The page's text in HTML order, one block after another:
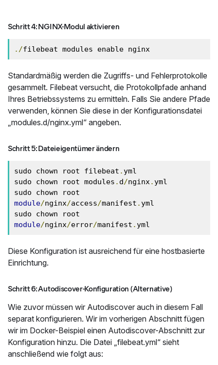
Schritt 4: NGINX-Modul aktivieren
./filebeat modules enable nginx
Standardmäßig werden die Zugriffs- und Fehlerprotokolle
gesammelt. Filebeat versucht, die Protokollpfade anhand
Ihres Betriebssystems zu ermitteln. Falls Sie andere Pfade
verwenden, können Sie diese in der Konfigurationsdatei
„modules.d/nginx.yml“ angeben.
Schritt 5: Dateieigentümer ändern
sudo chown root filebeat . yml
sudo chown root modules . d/nginx. yml
module/nginx/access/manifest . yml
module/nginx/error/manifest . yml
Diese Konfiguration ist ausreichend für eine hostbasierte
Einrichtung.
Schritt 6: Autodiscover-Konfiguration (Alternative)
Wie zuvor müssen wir Autodiscover auch in diesem Fall
separat konfigurieren. Wir im vorherigen Abschnitt fügen
wir im Docker-Beispiel einen Autodiscover-Abschnitt zur
Konfiguration hinzu. Die Datei „filebeat.yml“ sieht
anschließend wie folgt aus: